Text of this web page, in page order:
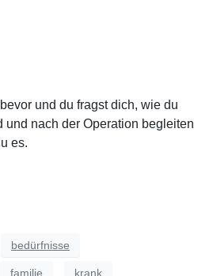
und du fragst dich, wie du
und nach der Operation begleiten
es.
bedürfnisse
familie krank